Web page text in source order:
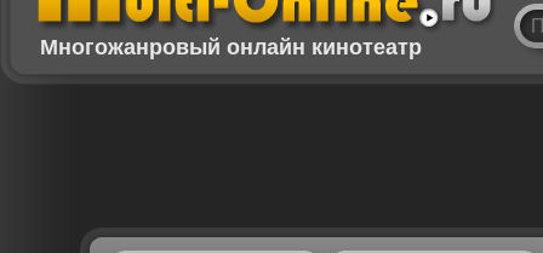
Многожанровый онлайн кинотеатр